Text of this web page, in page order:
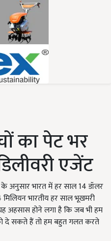
का पेट भर
एजेंट
अनुसार भारत में हर साल 14 डॉलर
मिलियन भारतीय हर साल भूखमरी
अहसास होने लगा है कि जब भी हम
दे सकते हैं तो हम बहुत गलत करते